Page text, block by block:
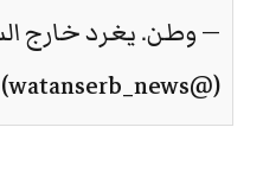
— وطن. يغرد خارج
(@watanserb_news)